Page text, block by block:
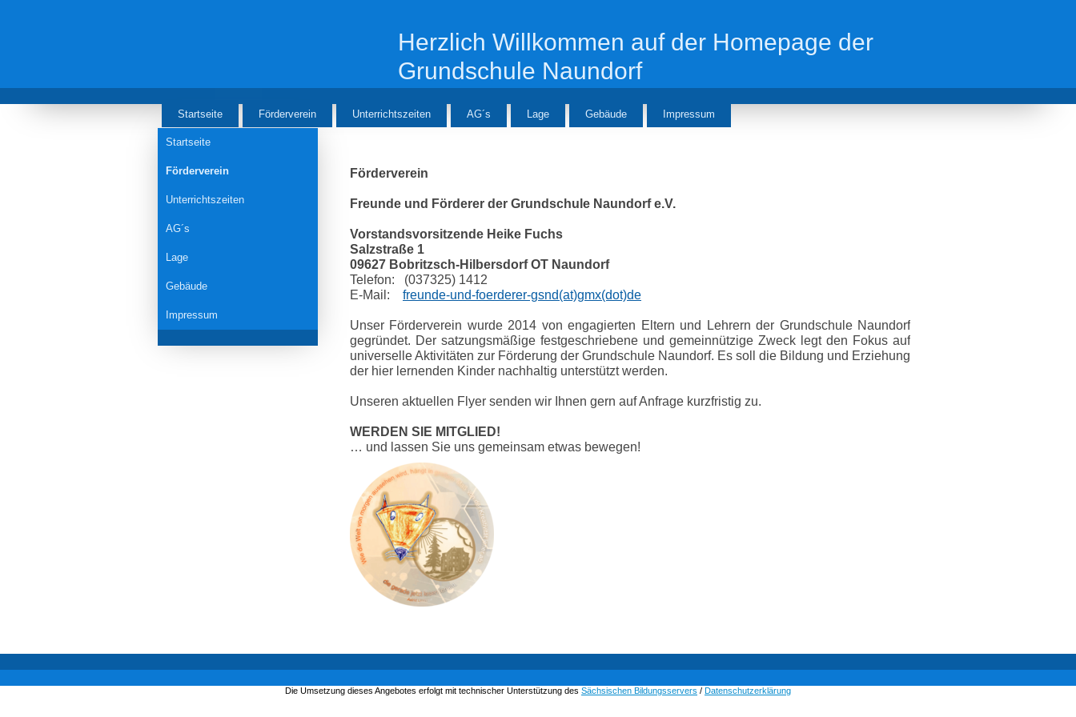
Herzlich Willkommen auf der Homepage der
Grundschule Naundorf
Startseite Förderverein Unterrichtszeiten AG´s Lage Gebäude Impressum
Startseite
Förderverein
Unterrichtszeiten
AG´s
Lage
Gebäude
Impressum
Förderverein
Freunde und Förderer der Grundschule Naundorf e.V.
Vorstandsvorsitzende Heike Fuchs
Salzstraße 1
09627 Bobritzsch-Hilbersdorf OT Naundorf
Telefon: (037325) 1412
E-Mail: freunde-und-foerderer-gsnd(at)gmx(dot)de
Unser Förderverein wurde 2014 von engagierten Eltern und Lehrern der Grundschule Naundorf
gegründet. Der satzungsmäßige festgeschriebene und gemeinnützige Zweck legt den Fokus auf
universelle Aktivitäten zur Förderung der Grundschule Naundorf. Es soll die Bildung und Erziehung
der hier lernenden Kinder nachhaltig unterstützt werden.
Unseren aktuellen Flyer senden wir Ihnen gern auf Anfrage kurzfristig zu.
WERDEN SIE MITGLIED!
… und lassen Sie uns gemeinsam etwas bewegen!
Die Umsetzung dieses Angebotes erfolgt mit technischer Unterstützung des Sächsischen Bildungsservers / Datenschutzerklärung